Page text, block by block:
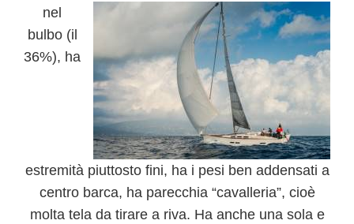
nel
bulbo (il
36%), ha
estremità piuttosto fini, ha i pesi ben addensati a
centro barca, ha parecchia “cavalleria”, cioè
molta tela da tirare a riva. Ha anche una sola e